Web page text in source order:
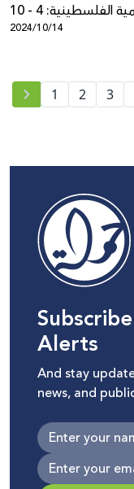
الرقمية الفلسطينية: 4 - 10
تشرين الأول
2024/10/14
1 2 3
Alerts
And stay
news, and